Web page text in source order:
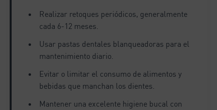
Realizar retoques periódicos, generalmente
cada 6-12 meses.
Usar pastas dentales blanqueadoras para el
mantenimiento diario.
Evitar o limitar el consumo de alimentos y
bebidas que manchan los dientes.
Mantener una excelente higiene bucal con